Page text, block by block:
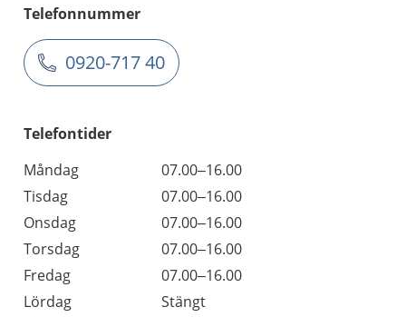
Telefonnummer
0920-717 40
Telefontider
Måndag
07.00–16.00
Tisdag
07.00–16.00
Onsdag
07.00–16.00
Torsdag
07.00–16.00
Fredag
07.00–16.00
Lördag
Stängt